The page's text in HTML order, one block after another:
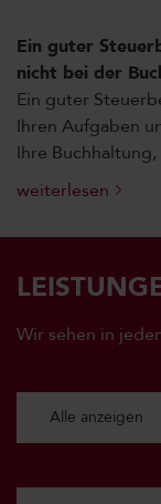
Ein guter
nicht bei der
Ein guter
Ihren Aufgaben
Ihre
weiterlesen
Wir sehen in
Alle anzeigen